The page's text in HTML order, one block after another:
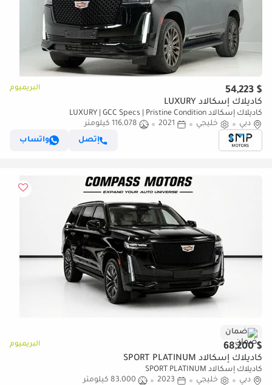
$ 54,223 البريميوم
كاديلاك إسكالاد LUXURY
كاديلاك إسكالاد LUXURY | GCC Specs | Pristine Condition
دبي
خليجي 2021
116,078 كيلومتر
إتصل
واتساب
ضمان
$ 68,200 البريميوم
كاديلاك إسكالاد SPORT PLATINUM
كاديلاك إسكالاد SPORT PLATINUM
دبي
خليجي 2023
83,000 كيلومتر